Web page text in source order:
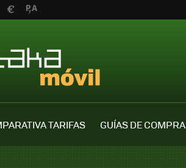
TARIFAS
GUÍAS DE COMPRA